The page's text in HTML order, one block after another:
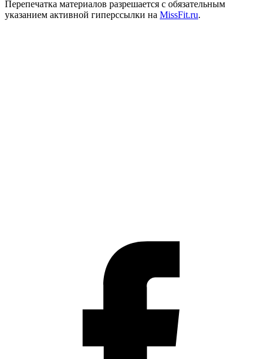
Перепечатка материалов разрешается с обязательным
указанием активной гиперссылки на MissFit.ru.